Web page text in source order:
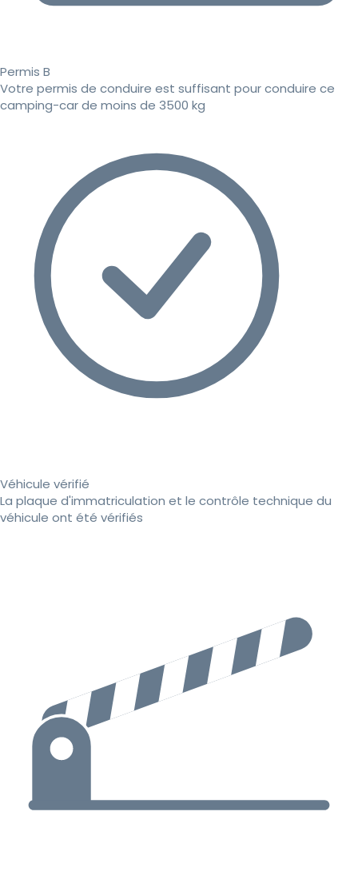
Permis B
Votre permis de conduire est suffisant pour conduire ce
camping-car de moins de 3500 kg
Véhicule vérifié
La plaque d'immatriculation et le contrôle technique du
véhicule ont été vérifiés